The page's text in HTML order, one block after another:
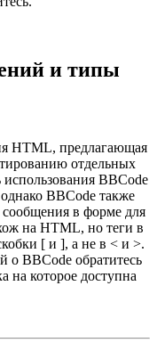
и типы
HTML, предлагающая
отдельных
BBCode
BBCode также
в форме для
на HTML, но теги в
[ и ], а не в < и >.
о BBCode обратитесь
на которое доступна